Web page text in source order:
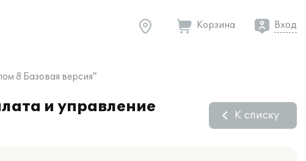
Корзина Вход
8 Базовая версия"
и управление
К списку